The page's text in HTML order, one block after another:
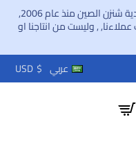
نحن شركة تجارية وسيطة تقع مكاتبنا في مدية شنزن الصين منذ عام 2006,
, وليست من انتاجنا او
عربي $
USD